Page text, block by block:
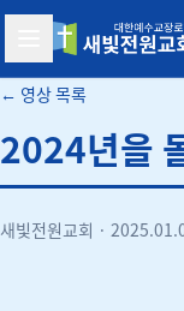
새빛전원교회
← 영상 목록
2024년을
새빛전원교회 ·